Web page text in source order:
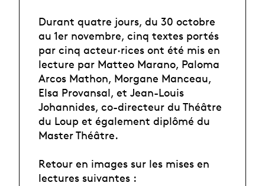
Durant quatre jours, du 30 octobre
au 1er novembre, cinq textes portés
par cinq acteur·rices ont été mis en
lecture par Matteo Marano, Paloma
Arcos Mathon, Morgane Manceau,
Elsa Provansal, et Jean-Louis
Johannides, co-directeur du Théâtre
du Loup et également diplômé du
Master Théâtre.
Retour en images sur les mises en
lectures suivantes :